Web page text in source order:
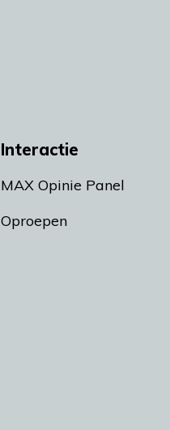
Interactie
MAX Opinie Panel
Oproepen